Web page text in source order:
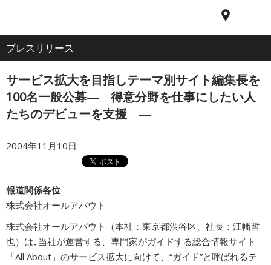
All
About
シ
ョ
ン
ホーム
企業情報
採用情報
プレスリリース
サービス拡大を目指しテーマ別サイト編集長を
100名一般公募― 得意分野を仕事にしたい人
たちのデビューを支援 ―
2004年11月10日
報道関係各位
株式会社オールアバウト
株式会社オールアバウト（本社：東京都渋谷区、社長：江幡哲
也）は､当社が運営する、専門家がガイドする総合情報サイト
「All About」のサービス拡大に向けて、“ガイド”と呼ばれるテ
プレスリリース